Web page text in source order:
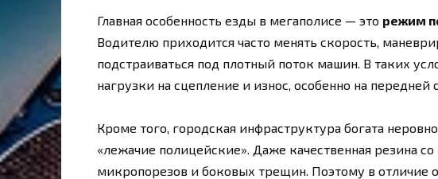
Главная особенность езды в мегаполисе — это режим
Водителю приходится часто менять скорость,
подстраиваться под плотный поток машин. В таких
нагрузки на сцепление и износ, особенно на передней
Кроме того, городская инфраструктура богата
«лежачие полицейские». Даже качественная резина
микропорезов и боковых трещин. Поэтому в отличие